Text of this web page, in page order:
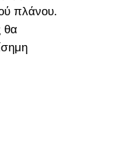
πλάνου.
θα